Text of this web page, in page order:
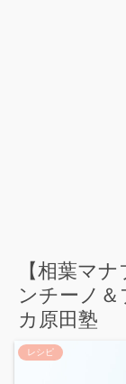
【相葉マ
ンチーノ
カ原田塾
レシピ